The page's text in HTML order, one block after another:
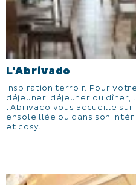
L'Abrivado
Inspiration terroir. Pour
déjeuner, déjeuner ou dîner,
l'Abrivado vous accueille sur
ensoleillée ou dans son
et cosy.